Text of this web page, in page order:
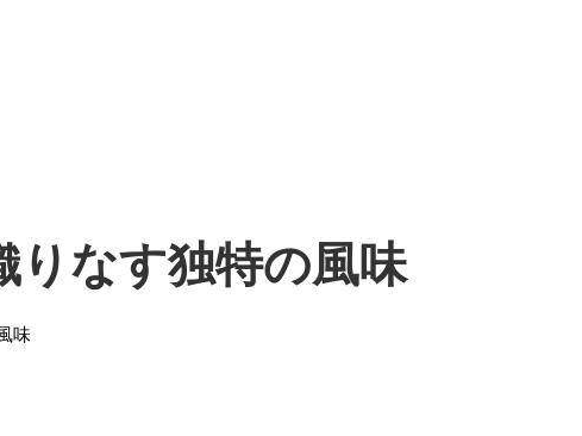
りなす独特の風味